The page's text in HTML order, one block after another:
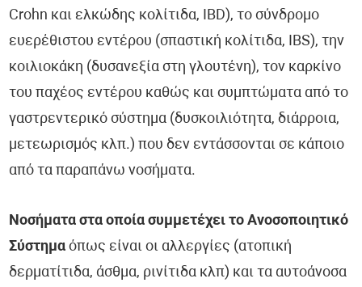
Crohn και ελκώδης κολίτιδα, IBD), το σύνδρομο
ευερέθιστου εντέρου (σπαστική κολίτιδα, IBS), την
κοιλιοκάκη (δυσανεξία στη γλουτένη), τον καρκίνο
του παχέος εντέρου καθώς και συμπτώματα από το
γαστρεντερικό σύστημα (δυσκοιλιότητα, διάρροια,
μετεωρισμός κλπ.) που δεν εντάσσονται σε κάποιο
από τα παραπάνω νοσήματα.
Νοσήματα στα οποία συμμετέχει το Ανοσοποιητικό
Σύστημα όπως είναι οι αλλεργίες (ατοπική
δερματίτιδα, άσθμα, ρινίτιδα κλπ) και τα αυτοάνοσα